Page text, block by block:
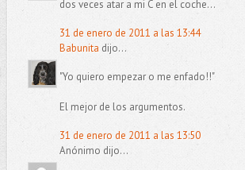
dos veces atar a mi C en el coche...
31 de enero de 2011 a las 13:44
Babunita dijo...
"Yo quiero empezar o me enfado!!"
El mejor de los argumentos.
31 de enero de 2011 a las 13:50
Anónimo dijo...